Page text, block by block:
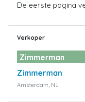
De eerste pagina
Verkoper
Zimmerman
Zimmerman
Amsterdam, NL